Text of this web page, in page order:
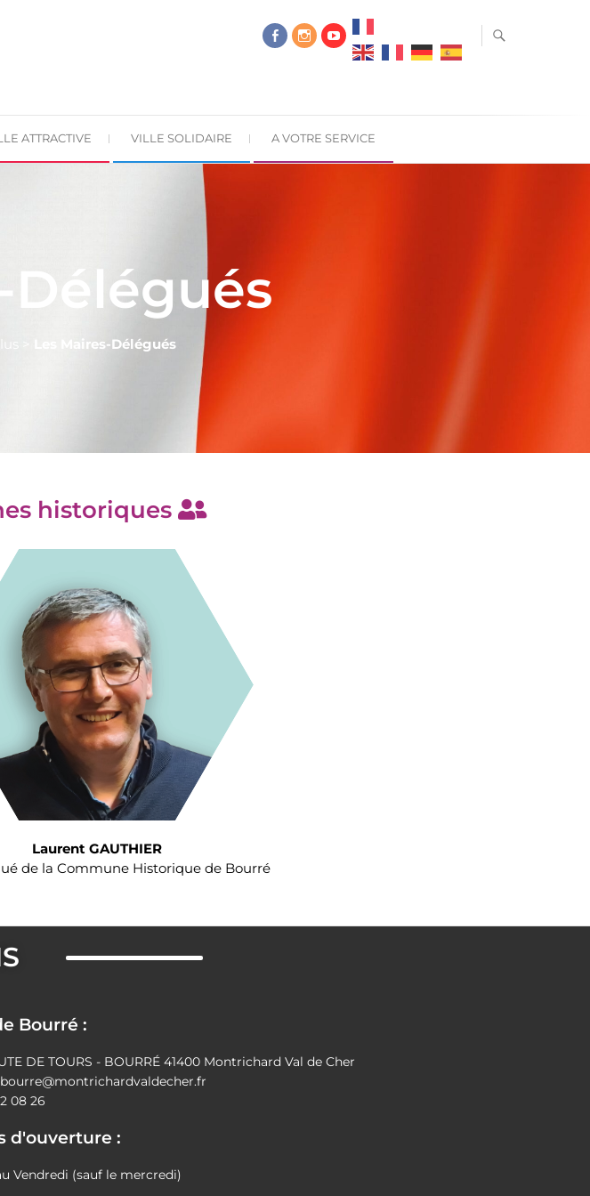
ATTRACTIVE VILLE SOLIDAIRE A VOTRE SERVICE
Délégués
Les Maires-Délégués
historiques
Laurent GAUTHIER
de la Commune Historique de Bourré
Bourré :
DE TOURS - BOURRÉ 41400 Montrichard Val de Cher
08 26
d'ouverture :
Vendredi (sauf le mercredi)